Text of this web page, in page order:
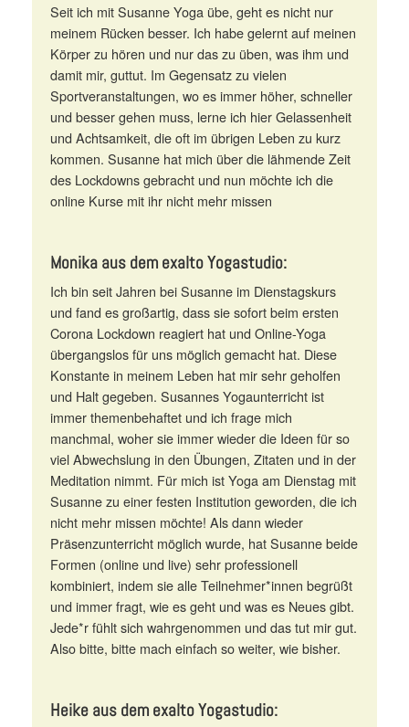
Seit ich mit Susanne Yoga übe, geht es nicht nur
meinem Rücken besser. Ich habe gelernt auf meinen
Körper zu hören und nur das zu üben, was ihm und
damit mir, guttut. Im Gegensatz zu vielen
Sportveranstaltungen, wo es immer höher, schneller
und besser gehen muss, lerne ich hier Gelassenheit
und Achtsamkeit, die oft im übrigen Leben zu kurz
kommen. Susanne hat mich über die lähmende Zeit
des Lockdowns gebracht und nun möchte ich die
online Kurse mit ihr nicht mehr missen
Monika aus dem exalto Yogastudio:
Ich bin seit Jahren bei Susanne im Dienstagskurs
und fand es großartig, dass sie sofort beim ersten
Corona Lockdown reagiert hat und Online-Yoga
übergangslos für uns möglich gemacht hat. Diese
Konstante in meinem Leben hat mir sehr geholfen
und Halt gegeben. Susannes Yogaunterricht ist
immer themenbehaftet und ich frage mich
manchmal, woher sie immer wieder die Ideen für so
viel Abwechslung in den Übungen, Zitaten und in der
Meditation nimmt. Für mich ist Yoga am Dienstag mit
Susanne zu einer festen Institution geworden, die ich
nicht mehr missen möchte! Als dann wieder
Präsenzunterricht möglich wurde, hat Susanne beide
Formen (online und live) sehr professionell
kombiniert, indem sie alle Teilnehmer*innen begrüßt
und immer fragt, wie es geht und was es Neues gibt.
Jede*r fühlt sich wahrgenommen und das tut mir gut.
Also bitte, bitte mach einfach so weiter, wie bisher.
Heike aus dem exalto Yogastudio: